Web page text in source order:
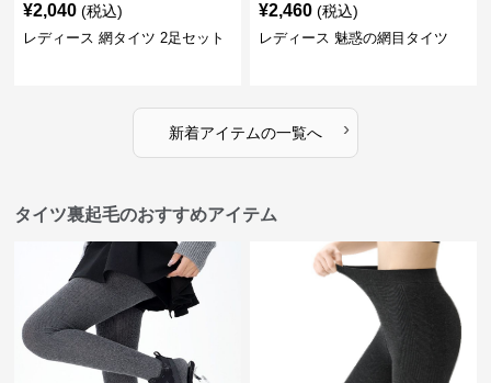
¥2,040 (税込)
レディース 網タイツ 2足セット
¥2,460 (税込)
レディース 魅惑の網目タイツ
新着アイテムの一覧へ ›
タイツ裏起毛のおすすめアイテム